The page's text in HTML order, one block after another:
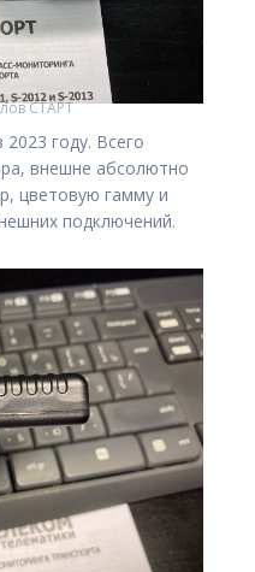
СТАРТ
году. Всего
внешне абсолютно
цветовую гамму и
подключений.